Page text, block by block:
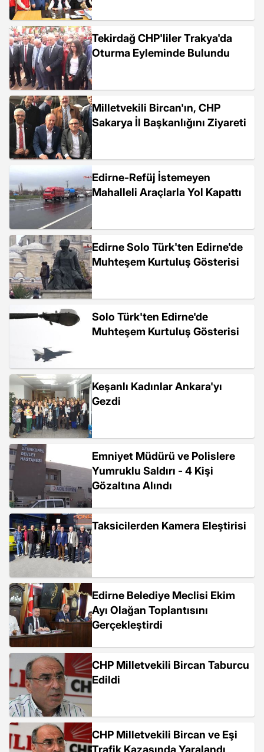
Tekirdağ CHP'liler Trakya'da
Oturma Eyleminde Bulundu
Milletvekili Bircan'ın, CHP
Sakarya İl Başkanlığını Ziyareti
Edirne-Refüj İstemeyen
Mahalleli Araçlarla Yol Kapattı
Edirne Solo Türk'ten Edirne'de
Muhteşem Kurtuluş Gösterisi
Solo Türk'ten Edirne'de
Muhteşem Kurtuluş Gösterisi
Keşanlı Kadınlar Ankara'yı
Gezdi
Emniyet Müdürü ve Polislere
Yumruklu Saldırı - 4 Kişi
Gözaltına Alındı
Taksicilerden Kamera Eleştirisi
Edirne Belediye Meclisi Ekim
Ayı Olağan Toplantısını
Gerçekleştirdi
CHP Milletvekili Bircan Taburcu
Edildi
CHP Milletvekili Bircan ve Eşi
Trafik Kazasında Yaralandı